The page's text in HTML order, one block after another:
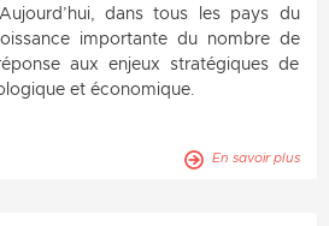
dans tous les pays du
importante du nombre de
aux enjeux stratégiques de
et économique.
En savoir plus